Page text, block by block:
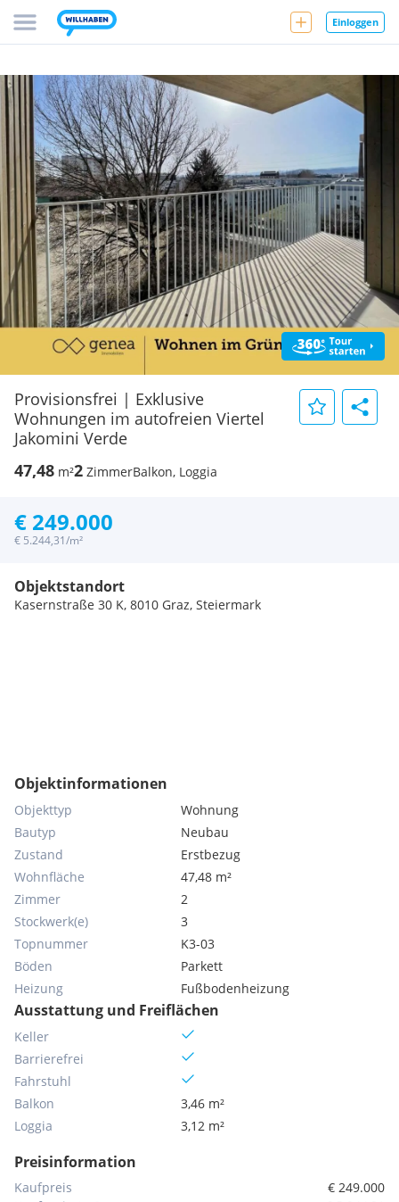
Einloggen
Provisionsfrei | Exklusive
Wohnungen im autofreien Viertel
Jakomini Verde
47,48 m²2 ZimmerBalkon, Loggia
€ 249.000
€ 5.244,31/m²
Objektstandort
Kasernstraße 30 K, 8010 Graz, Steiermark
Objektinformationen
Objekttyp
Wohnung
Bautyp
Neubau
Zustand
Erstbezug
Wohnfläche
47,48 m²
Zimmer
2
Stockwerk(e)
3
Topnummer
K3-03
Böden
Parkett
Heizung
Fußbodenheizung
Ausstattung und Freiflächen
Keller
Barrierefrei
Fahrstuhl
Balkon
3,46 m²
Loggia
3,12 m²
Preisinformation
Kaufpreis
€ 249.000